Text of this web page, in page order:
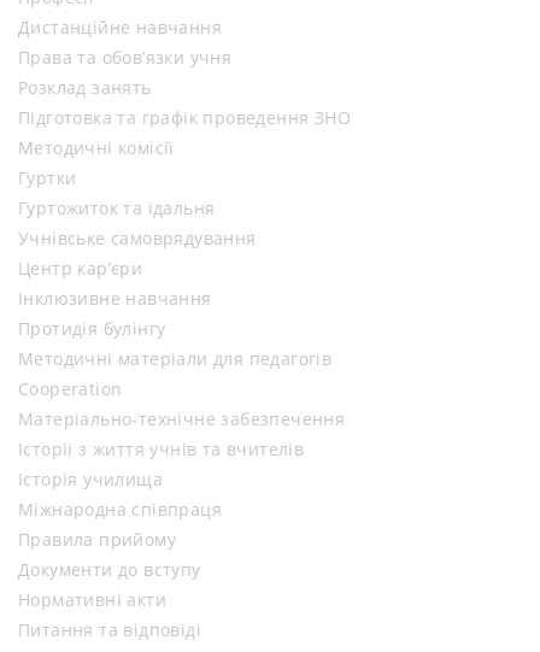
Дистанційне навчання
Права та обов’язки учня
Розклад занять
Підготовка та графік проведення ЗНО
Методичні комісії
Гуртки
Гуртожиток та їдальня
Учнівське самоврядування
Центр кар’єри
Інклюзивне навчання
Протидія булінгу
Методичні матеріали для педагогів
Cooperation
Матеріально-технічне забезпечення
Історії з життя учнів та вчителів
Історія училища
Міжнародна співпраця
Правила прийому
Документи до вступу
Нормативні акти
Питання та відповіді